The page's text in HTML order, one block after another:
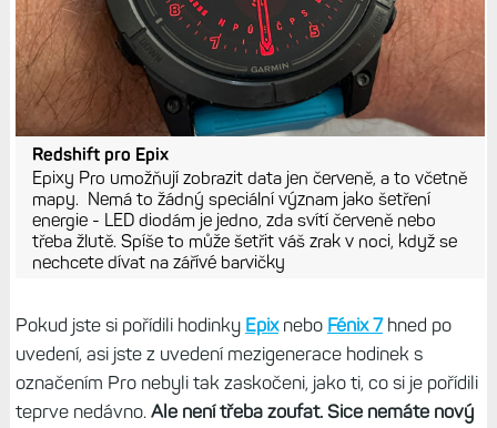
Redshift pro Epix
Epixy Pro umožňují zobrazit data jen červeně, a to včetně
mapy. Nemá to žádný speciální význam jako šetření
energie - LED diodám je jedno, zda svítí červeně nebo
třeba žlutě. Spíše to může šetřit váš zrak v noci, když se
nechcete dívat na zářívé barvičky
Pokud jste si pořídili hodinky Epixnebo Fénix 7hned po
uvedení, asi jste z uvedení mezigenerace hodinek s
označením Pro nebyli tak zaskočeni, jako ti, co si je pořídili
teprve nedávno. Ale není třeba zoufat. Sice nemáte nový